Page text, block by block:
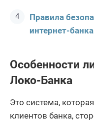
Правила
интернет-банка
Особенности
Локо-Банка
Это система,
клиентов банка,